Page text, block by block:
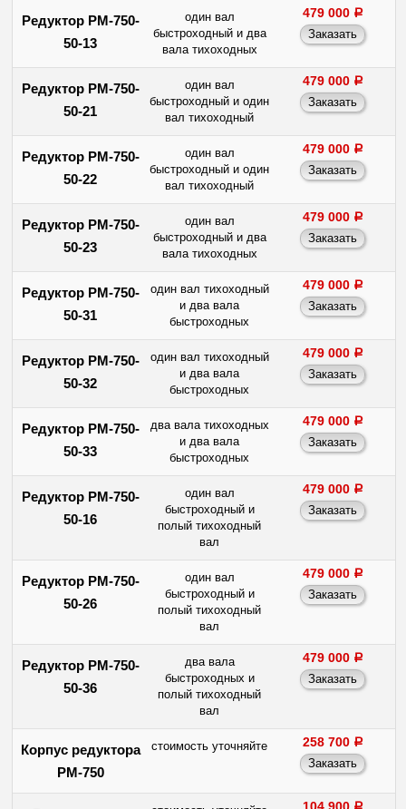
Редуктор РМ-750-
50-13
один вал
быстроходный и два
вала тихоходных
479 000 a
Редуктор РМ-750-
50-21
один вал
быстроходный и один
вал тихоходный
479 000 a
Редуктор РМ-750-
50-22
один вал
быстроходный и один
вал тихоходный
479 000 a
Редуктор РМ-750-
50-23
один вал
быстроходный и два
вала тихоходных
479 000 a
Редуктор РМ-750-
50-31
один вал тихоходный
и два вала
быстроходных
479 000 a
Редуктор РМ-750-
50-32
один вал тихоходный
и два вала
быстроходных
479 000 a
Редуктор РМ-750-
50-33
два вала тихоходных
и два вала
быстроходных
479 000 a
Редуктор РМ-750-
50-16
один вал
быстроходный и
полый тихоходный
вал
479 000 a
Редуктор РМ-750-
50-26
один вал
быстроходный и
полый тихоходный
вал
479 000 a
Редуктор РМ-750-
50-36
два вала
быстроходных и
полый тихоходный
вал
479 000 a
Корпус редуктора
РМ-750
стоимость уточняйте 258 700 a
104 900 a